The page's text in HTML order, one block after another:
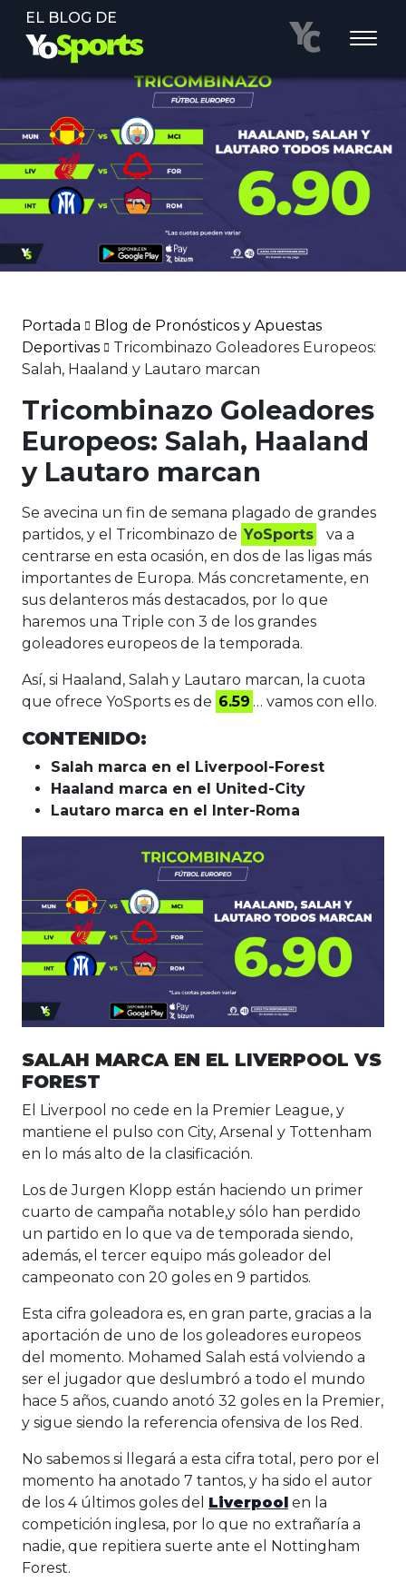
EL BLOG DE
Portada
Blog de Pronósticos y Apuestas
Deportivas
Tricombinazo Goleadores Europeos:
Salah, Haaland y Lautaro marcan
Tricombinazo Goleadores
Europeos: Salah, Haaland
y Lautaro marcan
Se avecina un fin de semana plagado de grandes
partidos, y el Tricombinazo de YoSports
va a
centrarse en esta ocasión, en dos de las ligas más
importantes de Europa. Más concretamente, en
sus delanteros más destacados, por lo que
haremos una Triple con 3 de los grandes
goleadores europeos de la temporada.
Así, si Haaland, Salah y Lautaro marcan, la cuota
que ofrece YoSports es de 6.59 … vamos con ello.
CONTENIDO:
Salah marca en el Liverpool-Forest
Haaland marca en el United-City
Lautaro marca en el Inter-Roma
SALAH MARCA EN EL LIVERPOOL VS
FOREST
El Liverpool no cede en la Premier League, y
mantiene el pulso con City, Arsenal y Tottenham
en lo más alto de la clasificación.
Los de Jurgen Klopp están haciendo un primer
cuarto de campaña notable,y sólo han perdido
un partido en lo que va de temporada siendo,
además, el tercer equipo más goleador del
campeonato con 20 goles en 9 partidos.
Esta cifra goleadora es, en gran parte, gracias a la
aportación de uno de los goleadores europeos
del momento. Mohamed Salah está volviendo a
ser el jugador que deslumbró a todo el mundo
hace 5 años, cuando anotó 32 goles en la Premier,
y sigue siendo la referencia ofensiva de los Red.
No sabemos si llegará a esta cifra total, pero por el
momento ha anotado 7 tantos, y ha sido el autor
de los 4 últimos goles del Liverpool en la
competición inglesa, por lo que no extrañaría a
nadie, que repitiera suerte ante el Nottingham
Forest.